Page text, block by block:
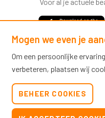
Mogen we even je
Om een persoonlijke
verbeteren, plaatsen wij
BEHEER COOKIES